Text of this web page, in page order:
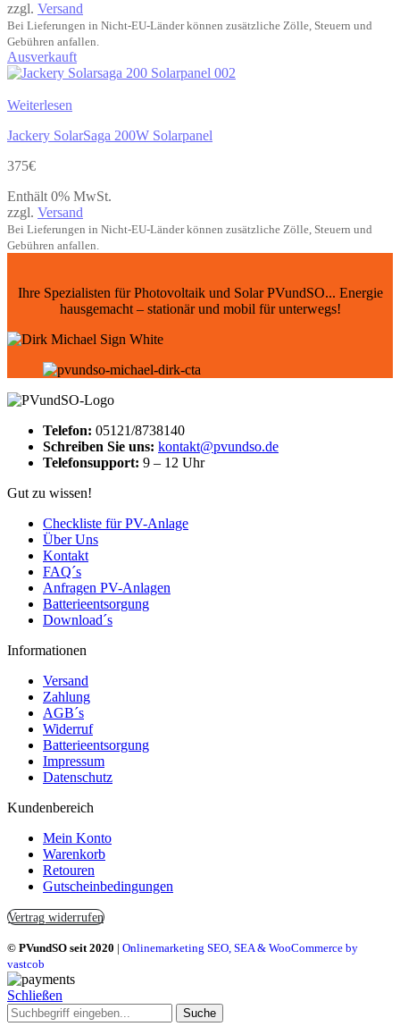
zzgl. Versand
Bei Lieferungen in Nicht-EU-Länder können zusätzliche Zölle, Steuern und
Gebühren anfallen.
Ausverkauft
Weiterlesen
Jackery SolarSaga 200W Solarpanel
375€
Enthält 0% MwSt.
zzgl. Versand
Bei Lieferungen in Nicht-EU-Länder können zusätzliche Zölle, Steuern und
Gebühren anfallen.
Ihre Spezialisten für Photovoltaik und Solar PVundSO... Energie
hausgemacht – stationär und mobil für unterwegs!
Telefon: 05121/8738140
Schreiben Sie uns: kontakt@pvundso.de
Telefonsupport: 9 – 12 Uhr
Gut zu wissen!
Checkliste für PV-Anlage
Über Uns
Kontakt
FAQ´s
Anfragen PV-Anlagen
Batterieentsorgung
Download´s
Informationen
Versand
Zahlung
AGB´s
Widerruf
Batterieentsorgung
Impressum
Datenschutz
Kundenbereich
Mein Konto
Warenkorb
Retouren
Gutscheinbedingungen
Vertrag widerrufen
© PVundSO seit 2020 | Onlinemarketing SEO, SEA & WooCommerce by
vastcob
Schließen
Suche